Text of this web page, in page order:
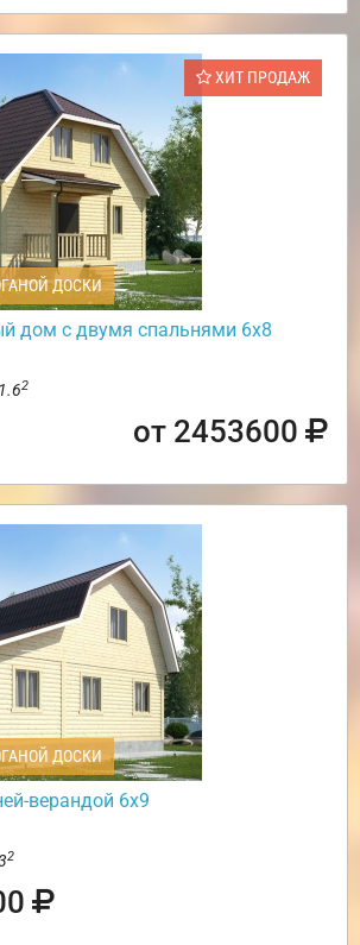
ХИТ ПРОДАЖ
ДОСКИ
дом с двумя спальнями 6х8
2
от 2453600
ДОСКИ
верандой 6х9
2